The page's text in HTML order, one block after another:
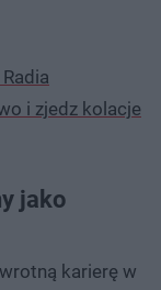
i zjedz kolacje
jako
karierę w